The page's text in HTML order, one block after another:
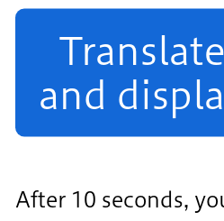
Translate
and
After 10 seconds,
2025年10